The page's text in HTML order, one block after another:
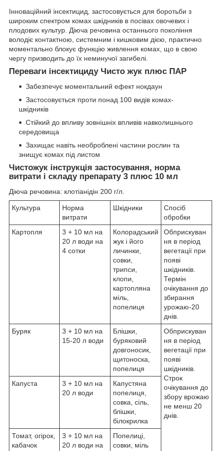
Інноваційний інсектицид, застосовується для боротьби з
широким спектром комах шкідників в посівах овочевих і
плодових культур. Діюча речовина останнього покоління
володіє контактною, системним і кишковим дією, практично
моментально блокує функцію живлення комах, що в свою
чергу призводить до їх неминучої загибелі.
Переваги інсектициду Чисто жук плюс ПАР
Забезпечує моментальний ефект нокдаун
Застосовується проти понад 100 видів комах-
шкідників
Стійкий до впливу зовнішніх впливів навколишнього
середовища
Захищає навіть необроблені частини рослин та
знищує комах під листом
Чистожук інструкція застосування, норма
витрати і складу препарату 3 плюс 10 мл
Діюча речовина: клотіанідін 200 г/л.
Культура
Норма
витрати
Шкідники
Спосіб
обробки
Картопля
3 + 10 мл на
20 л води на
4 сотки
Колорадський
жук і його
личинки,
совки,
трипси,
клопи,
картопляна
міль,
попелиця
Обприскуван
ня в період
вегетації при
появі
шкідників.
Термін
очікування до
збирання
урожаю-20
днів.
Буряк
3 + 10 мл на
15-20 л води
Блішки,
буряковий
довгоносик,
щитоноска,
попелиця
Обприскуван
ня в період
вегетації при
появі
шкідників.
Строк
очікування до
збору врожаю
не менш 20
днів.
Капуста
3 + 10 мл на
20 л води
Капустяна
попелиця,
совка, сіль,
блішки,
білокрилка
Томат, огірок,
кабачок
3 + 10 мл на
20 л води на
Попелиці,
совки, міль